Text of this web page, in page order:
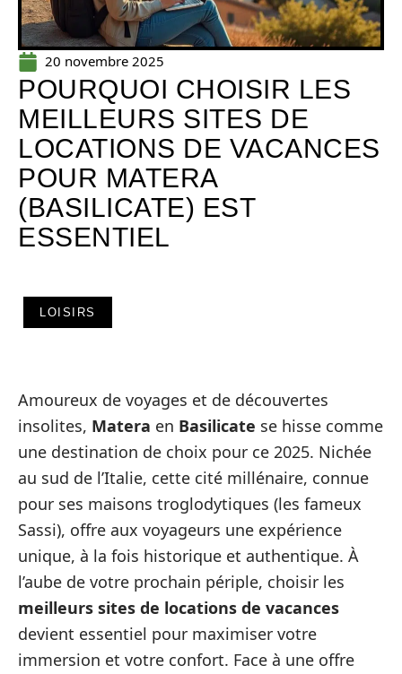
20 novembre 2025
POURQUOI CHOISIR LES
MEILLEURS SITES DE
LOCATIONS DE VACANCES
POUR MATERA
(BASILICATE) EST
ESSENTIEL
LOISIRS
Amoureux de voyages et de découvertes
insolites, Matera en Basilicate se hisse comme
une destination de choix pour ce 2025. Nichée
au sud de l’Italie, cette cité millénaire, connue
pour ses maisons troglodytiques (les fameux
Sassi), offre aux voyageurs une expérience
unique, à la fois historique et authentique. À
l’aube de votre prochain périple, choisir les
meilleurs sites de locations de vacances
devient essentiel pour maximiser votre
immersion et votre confort. Face à une offre